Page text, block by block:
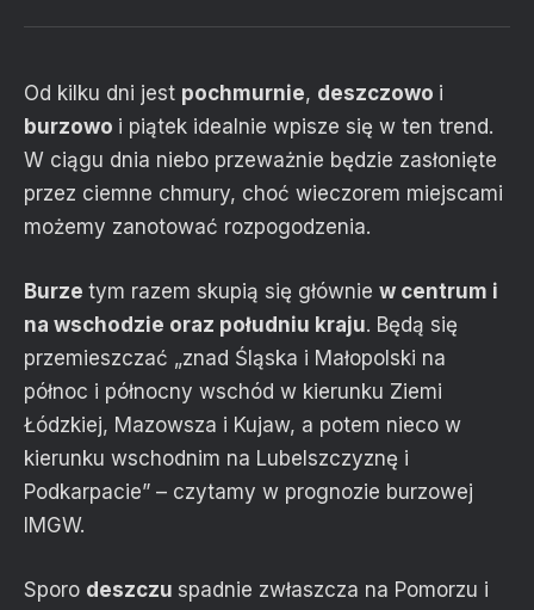
Od kilku dni jest pochmurnie, deszczowo i
burzowo i piątek idealnie wpisze się w ten trend.
W ciągu dnia niebo przeważnie będzie zasłonięte
przez ciemne chmury, choć wieczorem miejscami
możemy zanotować rozpogodzenia.
Burze tym razem skupią się głównie w centrum i
na wschodzie oraz południu kraju. Będą się
przemieszczać „znad Śląska i Małopolski na
północ i północny wschód w kierunku Ziemi
Łódzkiej, Mazowsza i Kujaw, a potem nieco w
kierunku wschodnim na Lubelszczyznę i
Podkarpacie” – czytamy w prognozie burzowej
IMGW.
Sporo deszczu spadnie zwłaszcza na Pomorzu i